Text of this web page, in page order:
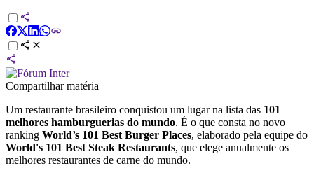
Compartilhar matéria
Um restaurante brasileiro conquistou um lugar na lista das 101
melhores hamburguerias do mundo. É o que consta no novo
ranking World’s 101 Best Burger Places, elaborado pela equipe do
World's 101 Best Steak Restaurants, que elege anualmente os
melhores restaurantes de carne do mundo.